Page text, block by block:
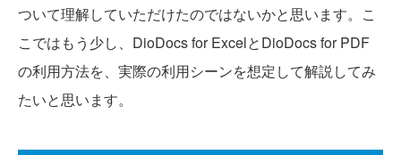
ついて理解していただけたのではないかと思います。こ
こではもう少し、DioDocs for ExcelとDioDocs for PDF
の利用方法を、実際の利用シーンを想定して解説してみ
たいと思います。